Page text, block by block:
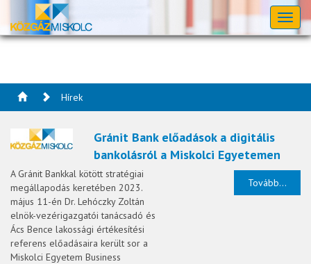
Hírek
Gránit Bank előadások a digitális
bankolásról a Miskolci Egyetemen
A Gránit Bankkal kötött stratégiai
megállapodás keretében 2023.
május 11-én Dr. Lehóczky Zoltán
elnök-vezérigazgatói tanácsadó és
Ács Bence lakossági értékesítési
referens előadásaira került sor a
Miskolci Egyetem Business
Tovább...